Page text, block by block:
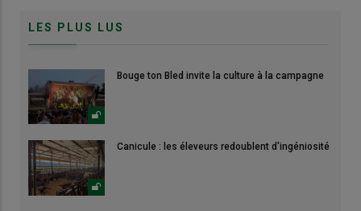
LES PLUS LUS
Bouge ton Bled invite la culture à la campagne
Canicule : les éleveurs redoublent d'ingéniosité